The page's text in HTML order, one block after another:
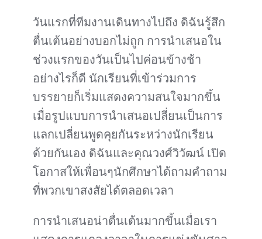
วันแรกที่ทีมงานเดินทางไปถึง ดิฉันรู้สึก
ตื่นเต้นอย่างบอกไม่ถูก การนำเสนอใน
ช่วงแรกของวันเป็นไปค่อนข้างช้า
อย่างไรก็ดี นักเรียนที่เข้าร่วมการ
บรรยายก็เริ่มแสดงความสนใจมากขึ้น
เมื่อรูปแบบการนำเสนอเปลี่ยนเป็นการ
แลกเปลี่ยนพูดคุยกันระหว่างนักเรียน
ด้วยกันเอง ดิฉันและคุณวงศ์วิวัฒน์ เปิด
โอกาสให้เพื่อนๆนักศึกษาได้ถามคำถาม
ที่พวกเขาสงสัยได้ตลอดเวลา
การนำเสนอน่าตื่นเต้นมากขึ้นเมื่อเรา